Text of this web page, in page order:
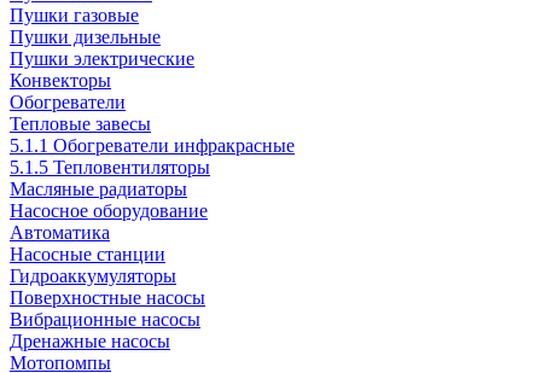
Пушки газовые
Пушки дизельные
Пушки электрические
Конвекторы
Обогреватели
Тепловые завесы
5.1.1 Обогреватели инфракрасные
5.1.5 Тепловентиляторы
Масляные радиаторы
Насосное оборудование
Автоматика
Насосные станции
Гидроаккумуляторы
Поверхностные насосы
Вибрационные насосы
Дренажные насосы
Мотопомпы